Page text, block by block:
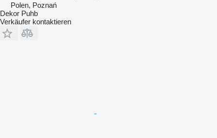
Polen, Poznań
Dekor Puhb
Verkäufer kontaktieren